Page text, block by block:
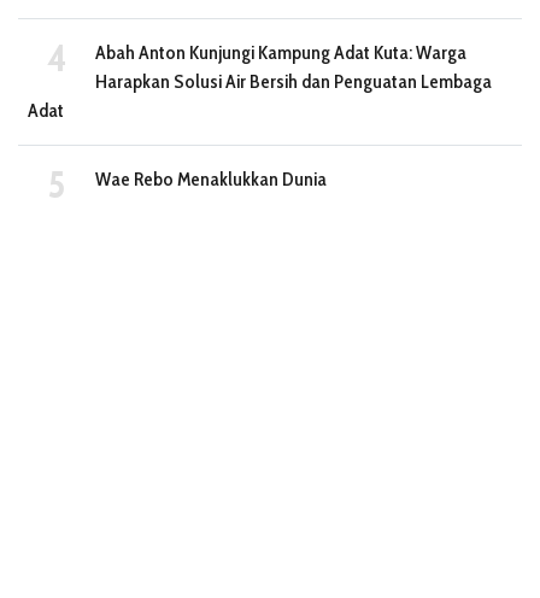
Abah Anton Kunjungi Kampung Adat Kuta: Warga
Harapkan Solusi Air Bersih dan Penguatan Lembaga
Adat
Wae Rebo Menaklukkan Dunia